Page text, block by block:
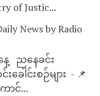
of Justic...
News by Radio
ေ့ ညနေခင်း
ါင်းစဉ်များ - 📌
ာင်...